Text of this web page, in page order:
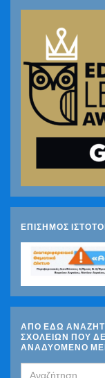
ΕΠΙΣΗΜΟΣ
ΑΠΟ ΕΔΩ
ΣΧΟΛΕΙΩΝ ΠΟΥ
ΑΝΑΔΥΟΜΕΝΟ
Search for: